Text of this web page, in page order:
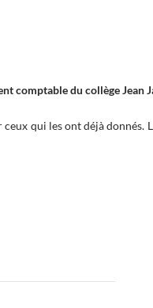
comptable du collège Jean
qui les ont déjà donnés.